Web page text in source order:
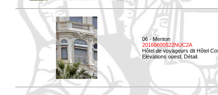
06 - Menton
20160600522NUC2A
Hôtel de voyageurs dit Hôtel
Elévations ouest. Détail.